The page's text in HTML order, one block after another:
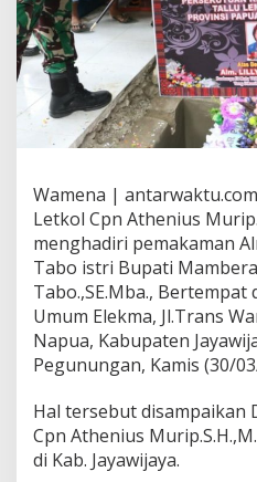
Wamena |
Letkol Cpn Athenius
menghadiri pemakaman
Tabo istri Bupati
Tabo.,SE.Mba.,
Umum Elekma, Jl.Trans
Napua, Kabupaten
Pegunungan, Kamis (30/
Hal tersebut disampaikan
Cpn Athenius
di Kab. Jayawijaya.